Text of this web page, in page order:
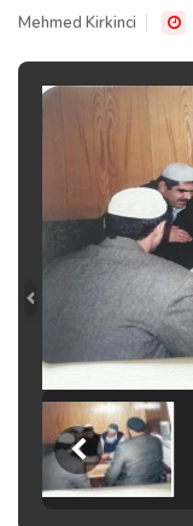
Mehmed Kirkinci